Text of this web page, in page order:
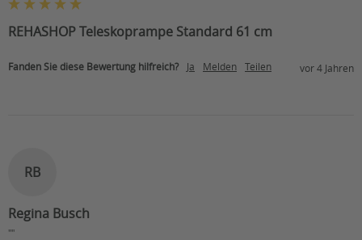
REHASHOP Teleskoprampe Standard 61 cm
Fanden Sie diese Bewertung hilfreich? Ja Melden Teilen vor 4 Jahren
RB
Regina Busch
""